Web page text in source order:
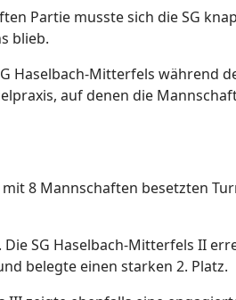
Partie musste sich die SG
blieb.
Haselbach-Mitterfels während
auf denen die
8 Mannschaften besetzten
SG Haselbach-Mitterfels II
belegte einen starken 2. Platz.